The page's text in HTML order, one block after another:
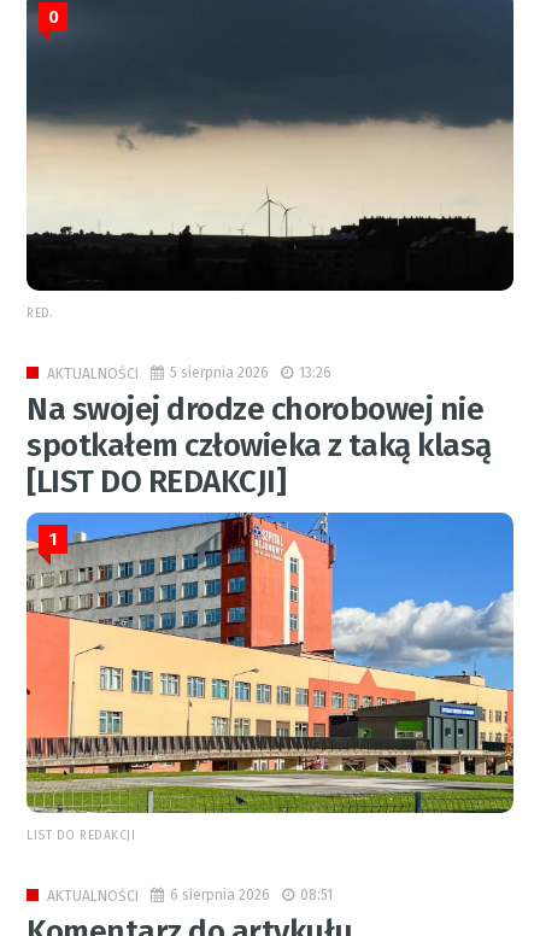
0
RED.
AKTUALNOŚCI 5 sierpnia 2026 13:26
Na swojej drodze chorobowej nie
spotkałem człowieka z taką klasą
[LIST DO REDAKCJI]
1
LIST DO REDAKCJI
AKTUALNOŚCI 6 sierpnia 2026 08:51